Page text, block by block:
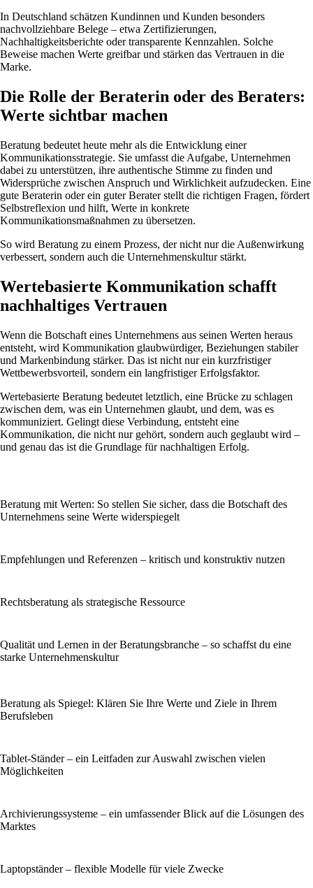
In Deutschland schätzen Kundinnen und Kunden besonders
nachvollziehbare Belege – etwa Zertifizierungen,
Nachhaltigkeitsberichte oder transparente Kennzahlen. Solche
Beweise machen Werte greifbar und stärken das Vertrauen in die
Marke.
Die Rolle der Beraterin oder des Beraters:
Werte sichtbar machen
Beratung bedeutet heute mehr als die Entwicklung einer
Kommunikationsstrategie. Sie umfasst die Aufgabe, Unternehmen
dabei zu unterstützen, ihre authentische Stimme zu finden und
Widersprüche zwischen Anspruch und Wirklichkeit aufzudecken. Eine
gute Beraterin oder ein guter Berater stellt die richtigen Fragen, fördert
Selbstreflexion und hilft, Werte in konkrete
Kommunikationsmaßnahmen zu übersetzen.
So wird Beratung zu einem Prozess, der nicht nur die Außenwirkung
verbessert, sondern auch die Unternehmenskultur stärkt.
Wertebasierte Kommunikation schafft
nachhaltiges Vertrauen
Wenn die Botschaft eines Unternehmens aus seinen Werten heraus
entsteht, wird Kommunikation glaubwürdiger, Beziehungen stabiler
und Markenbindung stärker. Das ist nicht nur ein kurzfristiger
Wettbewerbsvorteil, sondern ein langfristiger Erfolgsfaktor.
Wertebasierte Beratung bedeutet letztlich, eine Brücke zu schlagen
zwischen dem, was ein Unternehmen glaubt, und dem, was es
kommuniziert. Gelingt diese Verbindung, entsteht eine
Kommunikation, die nicht nur gehört, sondern auch geglaubt wird –
und genau das ist die Grundlage für nachhaltigen Erfolg.
Beratung mit Werten: So stellen Sie sicher, dass die Botschaft des
Unternehmens seine Werte widerspiegelt
Empfehlungen und Referenzen – kritisch und konstruktiv nutzen
Rechtsberatung als strategische Ressource
Qualität und Lernen in der Beratungsbranche – so schaffst du eine
starke Unternehmenskultur
Beratung als Spiegel: Klären Sie Ihre Werte und Ziele in Ihrem
Berufsleben
Tablet-Ständer – ein Leitfaden zur Auswahl zwischen vielen
Möglichkeiten
Archivierungssysteme – ein umfassender Blick auf die Lösungen des
Marktes
Laptopständer – flexible Modelle für viele Zwecke